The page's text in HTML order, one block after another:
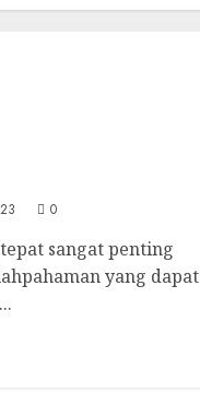
0
sangat penting
yang dapat